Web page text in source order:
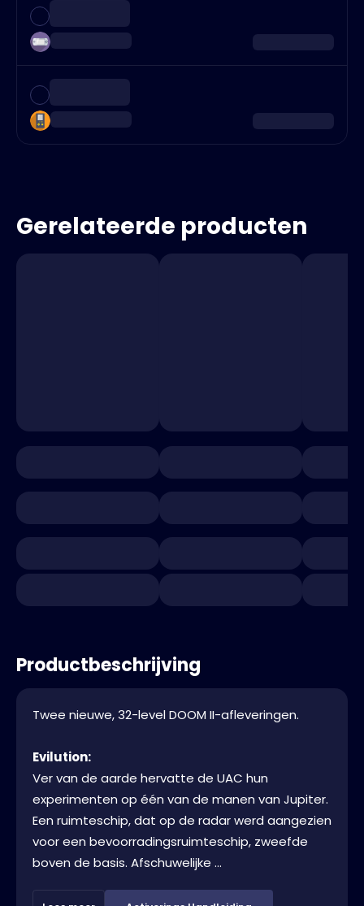
Gerelateerde producten
Productbeschrijving
Twee nieuwe, 32-level DOOM II-afleveringen.
Evilution:
Ver van de aarde hervatte de UAC hun
experimenten op één van de manen van Jupiter.
Een ruimteschip, dat op de radar werd aangezien
voor een bevoorradingsruimteschip, zweefde
boven de basis. Afschuwelijke ...